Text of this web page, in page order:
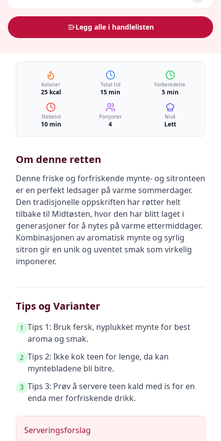
Legg alle i handlelisten
Kalorier
25 kcal
Total tid
15 min
Forberedelse
5 min
Steketid
10 min
Porsjoner
4
Nivå
Lett
Om denne retten
Denne friske og forfriskende mynte- og sitronteen
er en perfekt ledsager på varme sommerdager.
Den tradisjonelle oppskriften har røtter helt
tilbake til Midtøsten, hvor den har blitt laget i
generasjoner for å nytes på varme ettermiddager.
Kombinasjonen av aromatisk mynte og syrlig
sitron gir en unik og uventet smak som virkelig
imponerer.
Tips og Varianter
1 Tips 1: Bruk fersk, nyplukket mynte for best
aroma og smak.
2 Tips 2: Ikke kok teen for lenge, da kan
myntebladene bli bitre.
3 Tips 3: Prøv å servere teen kald med is for en
enda mer forfriskende drikk.
Serveringsforslag